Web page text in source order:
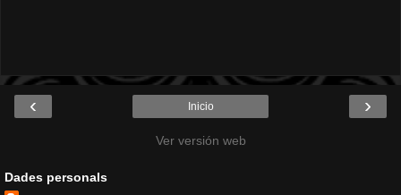
‹ ›
Inicio
Ver versión web
Dades personals